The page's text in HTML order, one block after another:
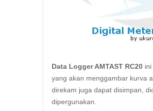
Data Logger AMTAST RC20
yang akan menggambar kurva
direkam juga dapat disimpan,
dipergunakan.